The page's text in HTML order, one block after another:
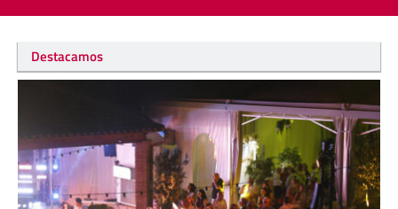
Destacamos